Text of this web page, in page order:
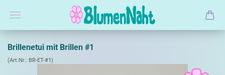
Brillenetui mit Brillen #1
(Art.Nr.: BR-ET-#1)